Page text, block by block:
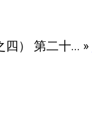
） 第二十... »